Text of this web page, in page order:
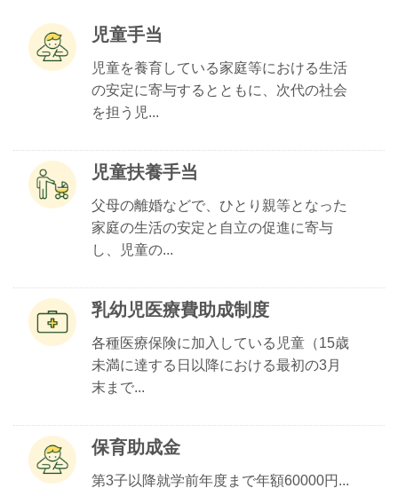
児童手当
児童を養育している家庭等における生活
の安定に寄与するとともに、次代の社会
を担う児...
児童扶養手当
父母の離婚などで、ひとり親等となった
家庭の生活の安定と自立の促進に寄与
し、児童の...
乳幼児医療費助成制度
各種医療保険に加入している児童（15歳
未満に達する日以降における最初の3月
末まで...
保育助成金
第3子以降就学前年度まで年額60000円...